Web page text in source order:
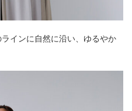
インに自然に沿い、ゆるやか